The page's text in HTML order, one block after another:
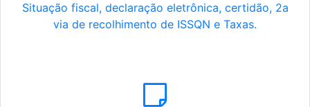
Situação fiscal, declaração eletrônica, certidão, 2a
via de recolhimento de ISSQN e Taxas.